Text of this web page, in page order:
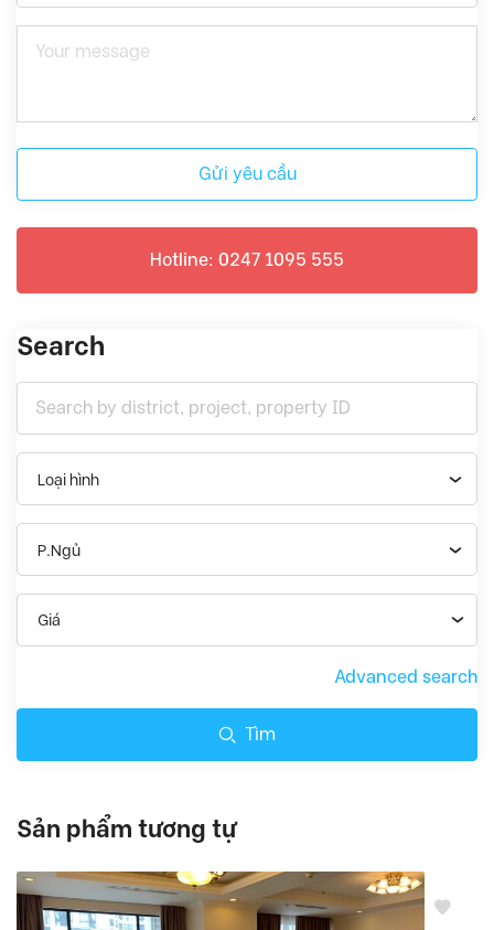
Gửi yêu cầu
Hotline: 0247 1095 555
Search
Loại hình
P.Ngủ
Giá
Advanced search
Tìm
Sản phẩm tương tự